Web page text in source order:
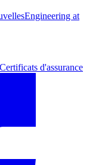
Engineering at
Certificats d'assurance